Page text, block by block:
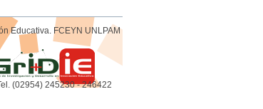
Educativa. FCEYN UNLPAM
(02954) 245230 - 246422